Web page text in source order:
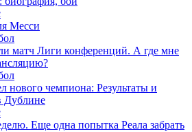
Месси
матч Лиги конференций. А где мне
нового чемпиона: Результаты и
Дублине
Еще одна попытка Реала забрать